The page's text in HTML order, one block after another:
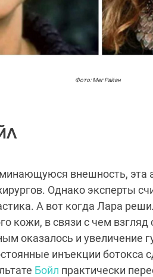
Фото: Мег Райан
внешность, эта
Однако эксперты
А вот когда Лара
кожи, в связи с чем взгляд
оказалось и увеличение
инъекции ботокса
Бойл практически